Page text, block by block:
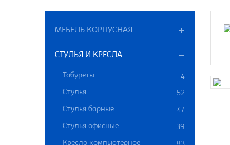
МЕБЕЛЬ КОРПУСНАЯ
СТУЛЬЯ И КРЕСЛА
Табуреты
4
Стулья
52
Стулья барные 47
Стулья офисные 39
Кресло компьютерное